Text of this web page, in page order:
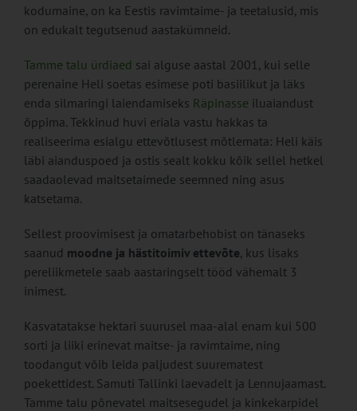
kodumaine, on ka Eestis ravimtaime- ja teetalusid, mis
on edukalt tegutsenud aastakümneid.
Tamme talu ürdiaed sai alguse aastal 2001, kui selle
perenaine Heli soetas esimese poti basiilikut ja läks
enda silmaringi laiendamiseks Räpinasse iluaiandust
õppima. Tekkinud huvi eriala vastu hakkas ta
realiseerima esialgu ettevõtlusest mõtlemata: Heli käis
läbi aianduspoed ja ostis sealt kokku kõik sellel hetkel
saadaolevad maitsetaimede seemned ning asus
katsetama.
Sellest proovimisest ja omatarbehobist on tänaseks
saanud moodne ja hästitoimiv ettevõte, kus lisaks
pereliikmetele saab aastaringselt tööd vähemalt 3
inimest.
Kasvatatakse hektari suurusel maa-alal enam kui 500
sorti ja liiki erinevat maitse- ja ravimtaime, ning
toodangut võib leida paljudest suurematest
poekettidest. Samuti Tallinki laevadelt ja Lennujaamast.
Tamme talu põnevatel maitsesegudel ja kinkekarpidel